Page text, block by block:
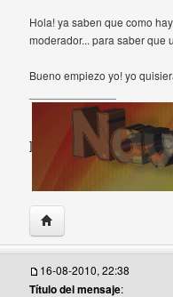
Hola! ya saben que como
moderador... para saber que
Bueno empiezo yo! yo
]
Visitar sitio web del
16-08-2010, 22:38
Título del mensaje: